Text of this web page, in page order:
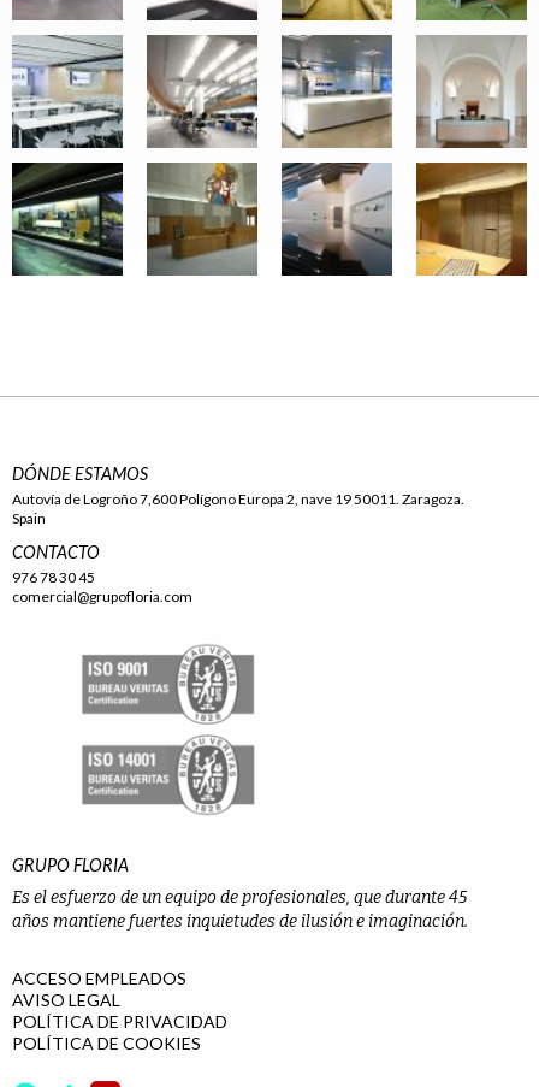
DÓNDE ESTAMOS
Autovía de Logroño 7,600 Polígono Europa 2, nave 19 50011. Zaragoza.
Spain
CONTACTO
976 78 30 45
comercial@grupofloria.com
GRUPO FLORIA
Es el esfuerzo de un equipo de profesionales, que durante 45
años mantiene fuertes inquietudes de ilusión e imaginación.
ACCESO EMPLEADOS
AVISO LEGAL
POLÍTICA DE PRIVACIDAD
POLÍTICA DE COOKIES